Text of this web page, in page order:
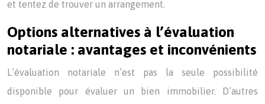
et tentez de trouver un arrangement.
Options alternatives à l’évaluation
notariale : avantages et inconvénients
L’évaluation notariale n’est pas la seule possibilité
disponible pour évaluer un bien immobilier. D’autres